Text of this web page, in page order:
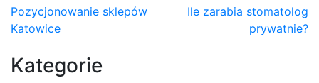
Nawigacja
wpisu
Pozycjonowanie sklepów
Katowice
Ile zarabia stomatolog
prywatnie?
Kategorie